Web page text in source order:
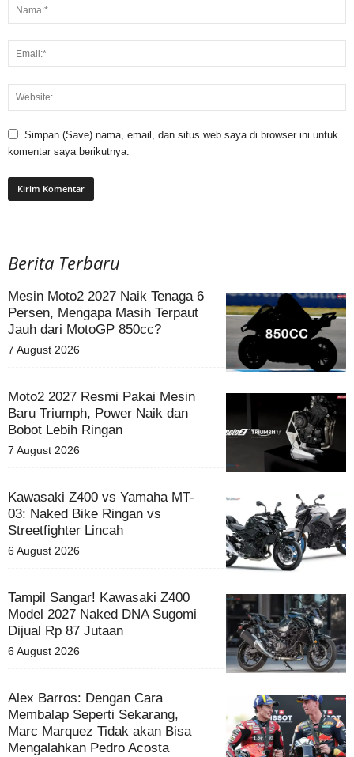
Simpan (Save) nama, email, dan situs web saya di browser ini untuk
komentar saya berikutnya.
Berita Terbaru
Mesin Moto2 2027 Naik Tenaga 6
Persen, Mengapa Masih Terpaut
Jauh dari MotoGP 850cc?
7 August 2026
Moto2 2027 Resmi Pakai Mesin
Baru Triumph, Power Naik dan
Bobot Lebih Ringan
7 August 2026
Kawasaki Z400 vs Yamaha MT-
03: Naked Bike Ringan vs
Streetfighter Lincah
6 August 2026
Tampil Sangar! Kawasaki Z400
Model 2027 Naked DNA Sugomi
Dijual Rp 87 Jutaan
6 August 2026
Alex Barros: Dengan Cara
Membalap Seperti Sekarang,
Marc Marquez Tidak akan Bisa
Mengalahkan Pedro Acosta